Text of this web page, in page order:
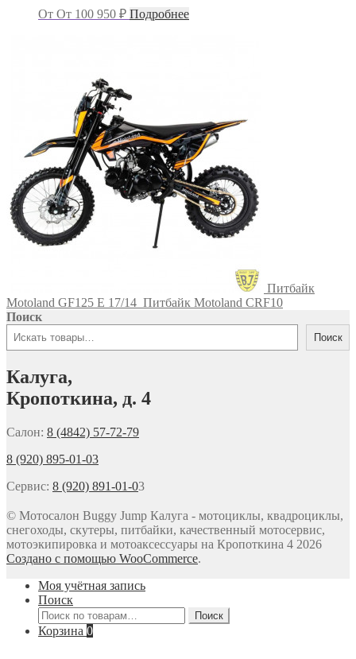
От От 100 950 ₽ Подробнее
Питбайк
Motoland GF125 E 17/14 Питбайк Motoland CRF10
Поиск
Поиск
Калуга,
Кропоткина, д. 4
Салон: 8 (4842) 57-72-79
8 (920) 895-01-03
Сервис: 8 (920) 891-01-03
© Мотосалон Buggy Jump Калуга - мотоциклы, квадроциклы,
снегоходы, скутеры, питбайки, качественный мотосервис,
мотоэкипировка и мотоаксессуары на Кропоткина 4 2026
Создано с помощью WooCommerce.
Моя учётная запись
Поиск
Искать:
Поиск
Корзина 0